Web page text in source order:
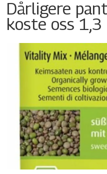
Dårligere
koste oss